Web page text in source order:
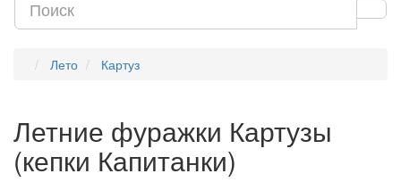
Лето Картуз
Летние фуражки Картузы
(кепки Капитанки)